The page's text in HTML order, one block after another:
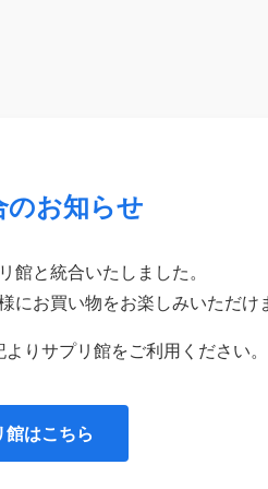
のお知らせ
館と統合いたしました。
にお買い物をお楽しみいただけ
りサプリ館をご利用ください。
館はこちら